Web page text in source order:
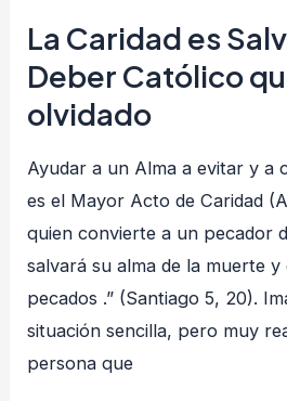
La Caridad es
Deber Católico
olvidado
Ayudar a un Alma a evitar y a
es el Mayor Acto de Caridad
quien convierte a un pecador
salvará su alma de la muerte
pecados .” (Santiago 5, 20).
situación sencilla, pero muy
persona que
que
ha
olvidado